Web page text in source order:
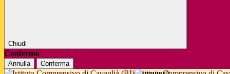
Chiudi
Conferma
Annulla Conferma